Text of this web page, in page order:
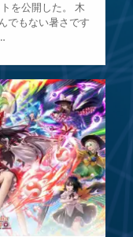
を公開した。 木
でもない暑さです